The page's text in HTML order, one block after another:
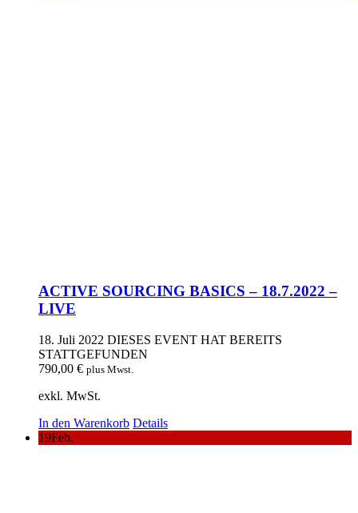
ACTIVE SOURCING BASICS – 18.7.2022 –
LIVE
18. Juli 2022 DIESES EVENT HAT BEREITS
STATTGEFUNDEN
790,00 € plus Mwst.
exkl. MwSt.
In den Warenkorb Details
19Feb.